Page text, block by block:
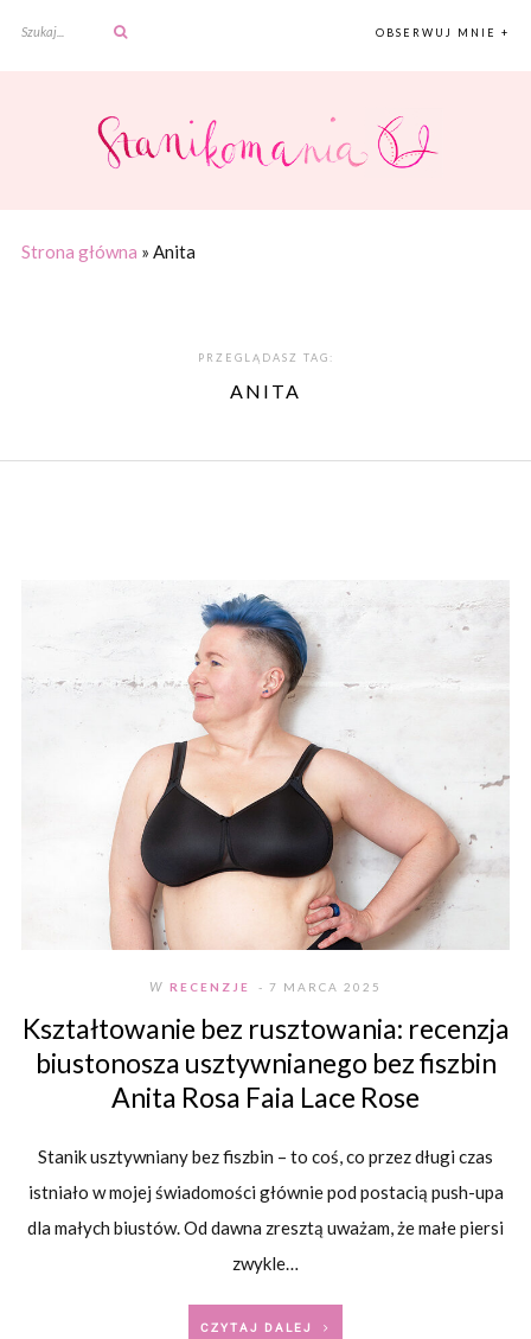
OBSERWUJ MNIE +
Strona główna » Anita
PRZEGLĄDASZ TAG:
ANITA
W RECENZJE - 7 MARCA 2025
Kształtowanie bez rusztowania: recenzja
biustonosza usztywnianego bez fiszbin
Anita Rosa Faia Lace Rose
Stanik usztywniany bez fiszbin – to coś, co przez długi czas
istniało w mojej świadomości głównie pod postacią push-upa
dla małych biustów. Od dawna zresztą uważam, że małe piersi
zwykle…
CZYTAJ DALEJ